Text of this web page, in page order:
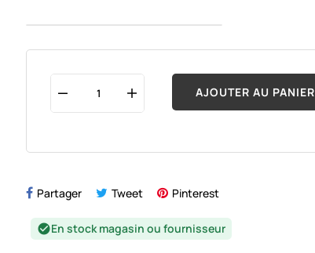
AJOUTER AU PANIER
Partager Tweet Pinterest
check_circleEn stock magasin ou fournisseur